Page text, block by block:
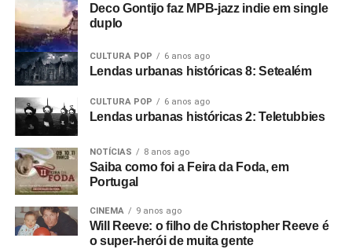
Deco Gontijo faz MPB-jazz indie em single
duplo
CULTURA POP 6 anos ago
Lendas urbanas históricas 8: Setealém
CULTURA POP 6 anos ago
Lendas urbanas históricas 2: Teletubbies
NOTÍCIAS 8 anos ago
Saiba como foi a Feira da Foda, em
Portugal
CINEMA 9 anos ago
Will Reeve: o filho de Christopher Reeve é
o super-herói de muita gente